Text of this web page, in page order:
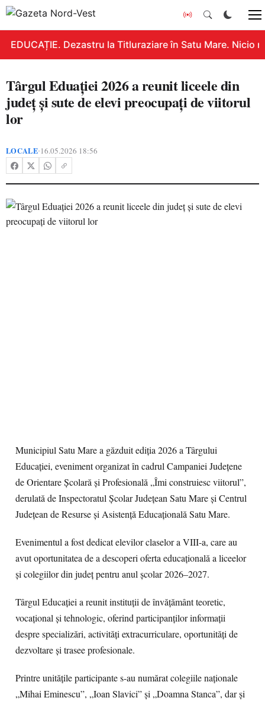
EDUCAȚIE. Dezastru la Titluraziare în Satu Mare. Nicio
Târgul Eduației 2026 a reunit liceele din
județ și sute de elevi preocupați de viitorul
lor
LOCALE•16.05.2026 18:56
Municipiul Satu Mare a găzduit ediția 2026 a Târgului
Educației, eveniment organizat în cadrul Campaniei Județene
de Orientare Școlară și Profesională „Îmi construiesc viitorul”,
derulată de Inspectoratul Școlar Județean Satu Mare și Centrul
Județean de Resurse și Asistență Educațională Satu Mare.
Evenimentul a fost dedicat elevilor claselor a VIII-a, care au
avut oportunitatea de a descoperi oferta educațională a liceelor
și colegiilor din județ pentru anul școlar 2026–2027.
Târgul Educației a reunit instituții de învățământ teoretic,
vocațional și tehnologic, oferind participanților informații
despre specializări, activități extracurriculare, oportunități de
dezvoltare și trasee profesionale.
Printre unitățile participante s-au numărat colegiile naționale
„Mihai Eminescu”, „Ioan Slavici” și „Doamna Stanca”, dar și